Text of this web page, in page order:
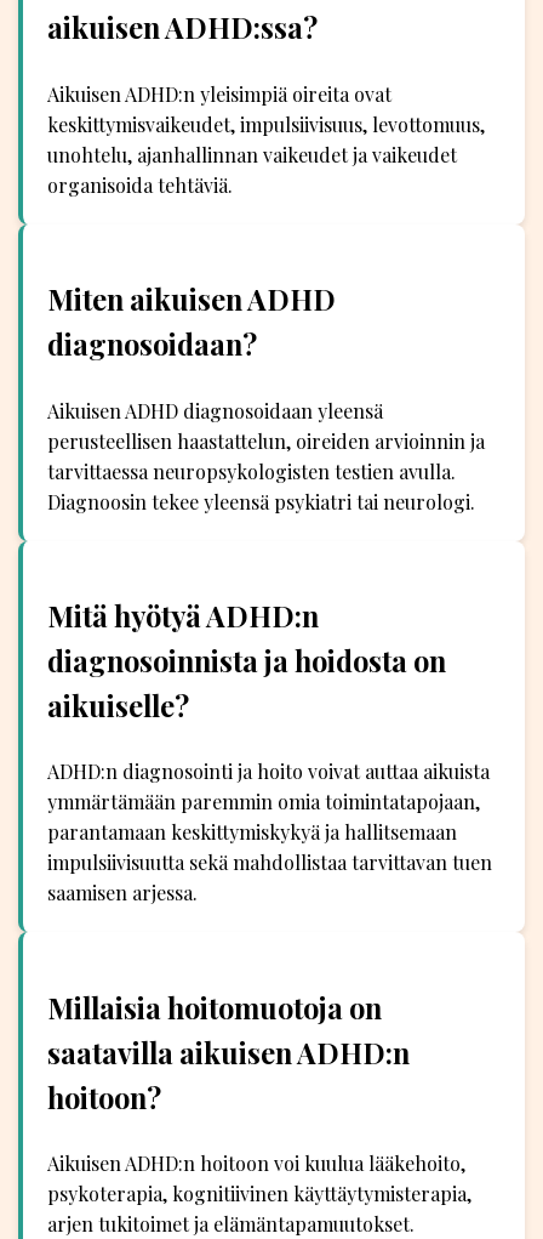
aikuisen ADHD:ssa?
Aikuisen ADHD:n yleisimpiä oireita ovat
keskittymisvaikeudet, impulsiivisuus, levottomuus,
unohtelu, ajanhallinnan vaikeudet ja vaikeudet
organisoida tehtäviä.
Miten aikuisen ADHD
diagnosoidaan?
Aikuisen ADHD diagnosoidaan yleensä
perusteellisen haastattelun, oireiden arvioinnin ja
tarvittaessa neuropsykologisten testien avulla.
Diagnoosin tekee yleensä psykiatri tai neurologi.
Mitä hyötyä ADHD:n
diagnosoinnista ja hoidosta on
aikuiselle?
ADHD:n diagnosointi ja hoito voivat auttaa aikuista
ymmärtämään paremmin omia toimintatapojaan,
parantamaan keskittymiskykyä ja hallitsemaan
impulsiivisuutta sekä mahdollistaa tarvittavan tuen
saamisen arjessa.
Millaisia hoitomuotoja on
saatavilla aikuisen ADHD:n
hoitoon?
Aikuisen ADHD:n hoitoon voi kuulua lääkehoito,
psykoterapia, kognitiivinen käyttäytymisterapia,
arjen tukitoimet ja elämäntapamuutokset.